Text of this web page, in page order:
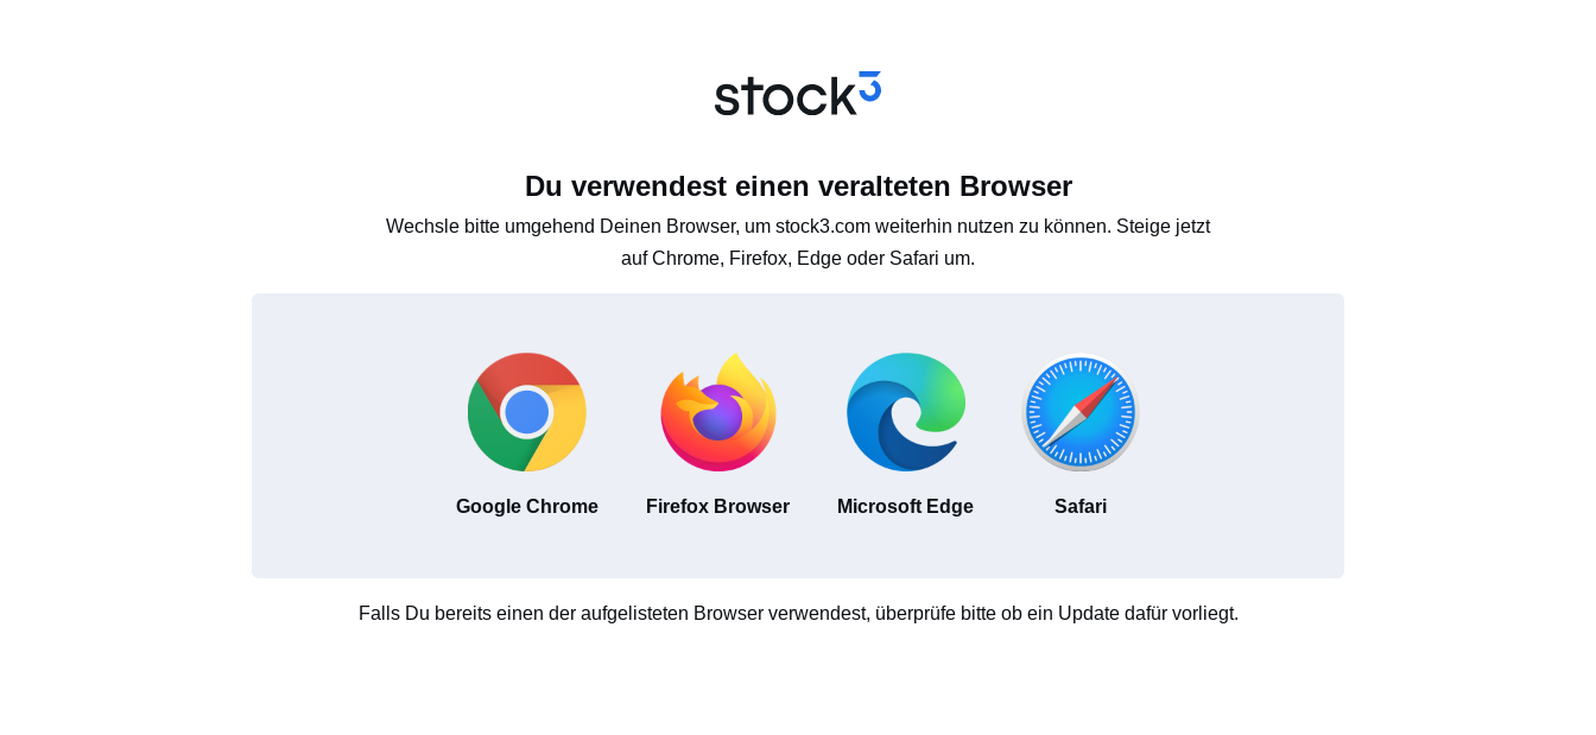
Du verwendest einen veralteten Browser
Wechsle bitte umgehend Deinen Browser, um stock3.com weiterhin nutzen zu können. Steige jetzt
auf Chrome, Firefox, Edge oder Safari um.
Google Chrome Firefox Browser Microsoft Edge Safari
Falls Du bereits einen der aufgelisteten Browser verwendest, überprüfe bitte ob ein Update dafür vorliegt.